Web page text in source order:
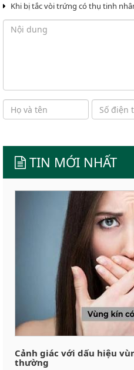
Khi bị tắc vòi trứng có thụ tinh
TIN MỚI NHẤT
Cảnh giác với dấu hiệu
thường